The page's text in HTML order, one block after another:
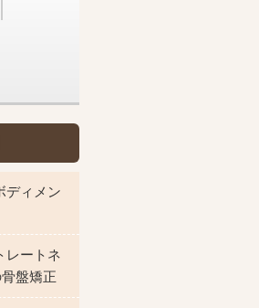
ィメン
レートネ
盤矯正